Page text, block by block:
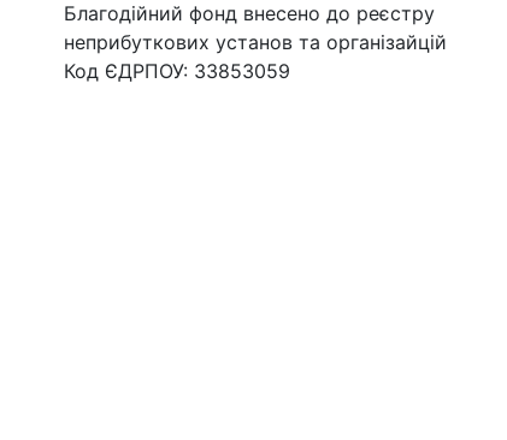
Благодійний фонд внесено до реєстру
неприбуткових установ та організайцій
Код ЄДРПОУ: 33853059